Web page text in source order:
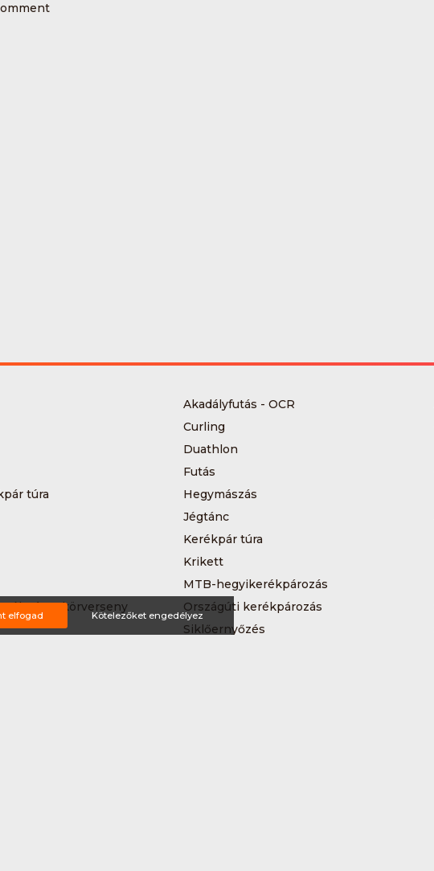
Akadályfutás - OCR
Curling
Duathlon
Futás
túra Hegymászás
Jégtánc
Kerékpár túra
Krikett
MTB-hegyikerékpározás
körverseny Országúti kerékpározás
Siklőernyőzés
elfogad Kötelezőket engedélyez